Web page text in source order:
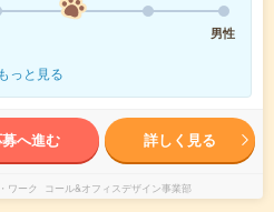
男性
もっと見る
へ進む 詳しく見る
ワーク コール&オフィスデザイン事業部